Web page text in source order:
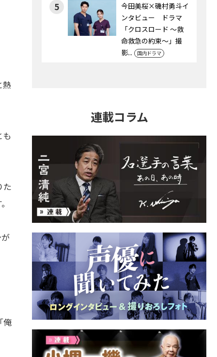
熱
も
た
俺
5
今田美桜×磯村勇斗イ
ンタビュー ドラマ
「クロスロード ～救
命救急の約束～」撮
影...
国内ドラマ
連載コラム